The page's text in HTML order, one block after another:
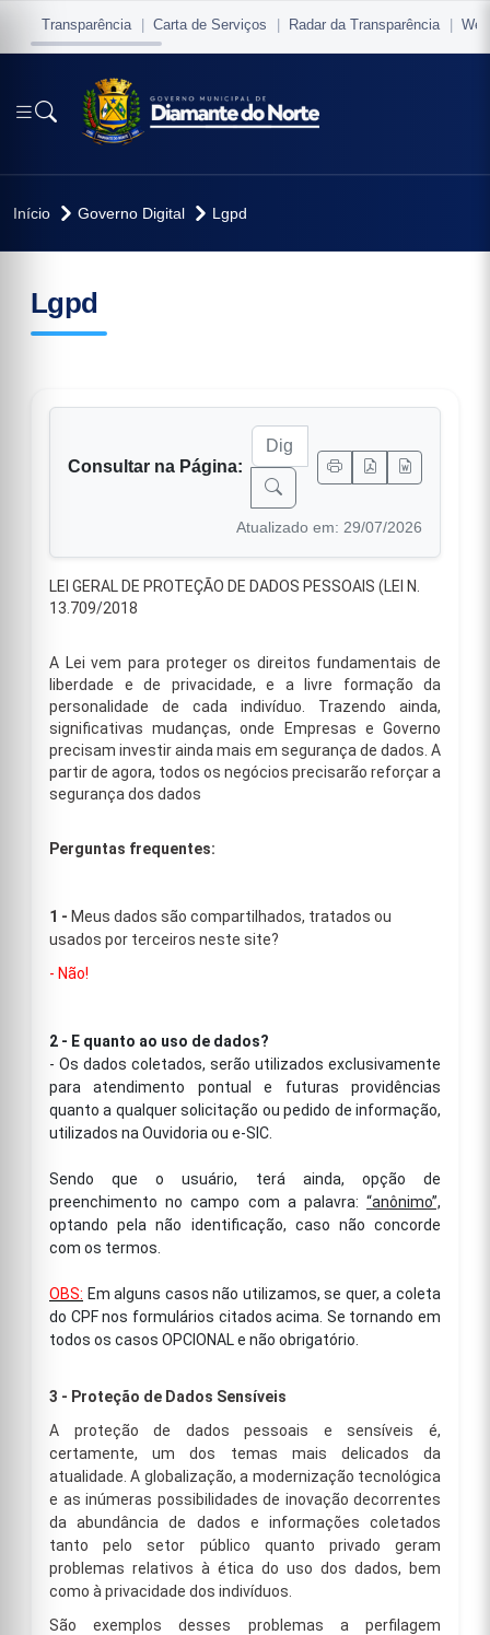
Transparência Carta de Serviços Radar da Transparência
Início Governo Digital Lgpd
Lgpd
Consultar na Página:
Atualizado em: 29/07/2026
LEI GERAL DE PROTEÇÃO DE DADOS PESSOAIS (LEI N.
13.709/2018
A Lei vem para proteger os direitos fundamentais de
liberdade e de privacidade, e a livre formação da
personalidade de cada indivíduo. Trazendo ainda,
significativas mudanças, onde Empresas e Governo
precisam investir ainda mais em segurança de dados. A
partir de agora, todos os negócios precisarão reforçar a
segurança dos dados
Perguntas frequentes:
1 - Meus dados são compartilhados, tratados ou
usados por terceiros neste site?
- Não!
2 - E quanto ao uso de dados?
- Os dados coletados, serão utilizados exclusivamente
para atendimento pontual e futuras providências
quanto a qualquer solicitação ou pedido de informação,
utilizados na Ouvidoria ou e-SIC.
Sendo que o usuário, terá ainda, opção de
preenchimento no campo com a palavra: “anônimo”,
optando pela não identificação, caso não concorde
com os termos.
OBS: Em alguns casos não utilizamos, se quer, a coleta
do CPF nos formulários citados acima. Se tornando em
todos os casos OPCIONAL e não obrigatório.
3 - Proteção de Dados Sensíveis
A proteção de dados pessoais e sensíveis é,
certamente, um dos temas mais delicados da
atualidade. A globalização, a modernização tecnológica
e as inúmeras possibilidades de inovação decorrentes
da abundância de dados e informações coletados
tanto pelo setor público quanto privado geram
problemas relativos à ética do uso dos dados, bem
como à privacidade dos indivíduos.
São exemplos desses problemas a perfilagem